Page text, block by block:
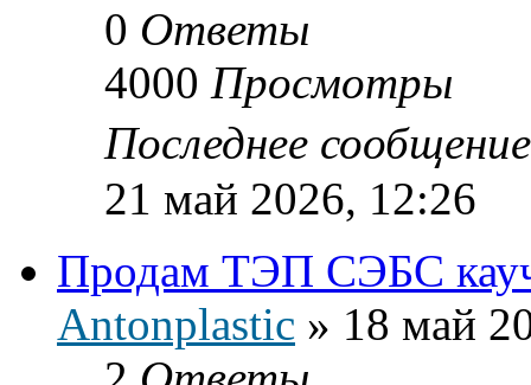
0 Ответы
4000 Просмотры
Последнее
21 май 2026, 12:26
Продам ТЭП СЭБС
Antonplastic » 18 май